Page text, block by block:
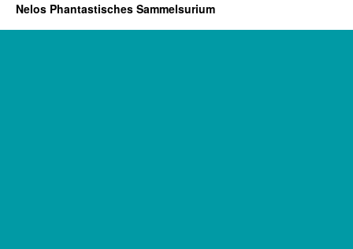
Nelos Phantastisches Sammelsurium